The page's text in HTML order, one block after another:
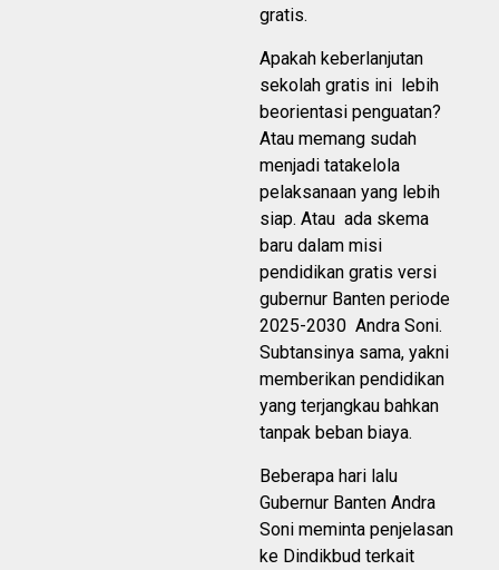
gratis.
Apakah keberlanjutan
sekolah gratis ini lebih
beorientasi penguatan?
Atau memang sudah
menjadi tatakelola
pelaksanaan yang lebih
siap. Atau ada skema
baru dalam misi
pendidikan gratis versi
gubernur Banten periode
2025-2030 Andra Soni.
Subtansinya sama, yakni
memberikan pendidikan
yang terjangkau bahkan
tanpak beban biaya.
Beberapa hari lalu
Gubernur Banten Andra
Soni meminta penjelasan
ke Dindikbud terkait